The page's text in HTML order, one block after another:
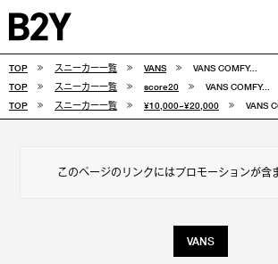
COLUMN
FEATURE
TOP スニーカー一覧 VANS
VANS COMFY...
TOP
スニーカー一覧 score20
VANS COMFY...
TOP
スニーカー一覧 ¥10,000~¥20,000 VANS
このページのリンクにはプロモーションが含
VANS